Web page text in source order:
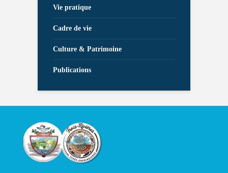
Vie pratique
Cadre de vie
Culture & Patrimoine
Publications